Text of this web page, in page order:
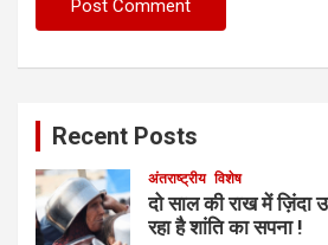
Recent Posts
अंतराष्ट्रीय विशेष
दो साल की राख में ज़िंदा
रहा है शांति का सपना !